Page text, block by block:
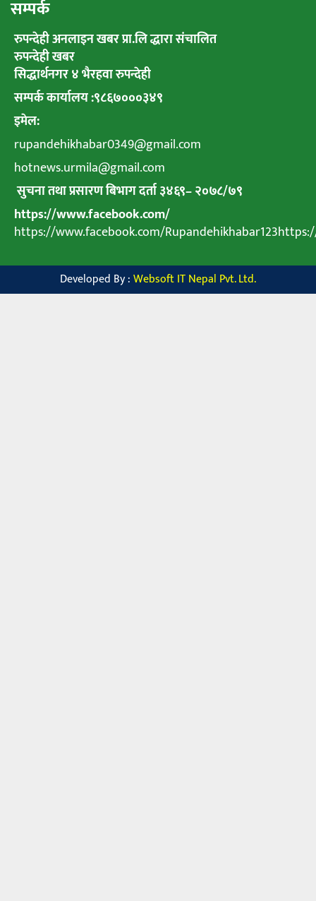
सम्पर्क
रुपन्देही अनलाइन खबर प्रा.लि द्धारा संचालित
रुपन्देही खबर
सिद्धार्थनगर ४ भैरहवा रुपन्देही
सम्पर्क कार्यालय :९८६७०००३४९
इमेल:
rupandehikhabar0349@gmail.com
hotnews.urmila@gmail.com
सुचना तथा प्रसारण बिभाग दर्ता ३४६९–२०७८/७९
https://www.facebook.com/
https://www.facebook.com/
Developed By :Websoft IT Nepal Pvt. Ltd.